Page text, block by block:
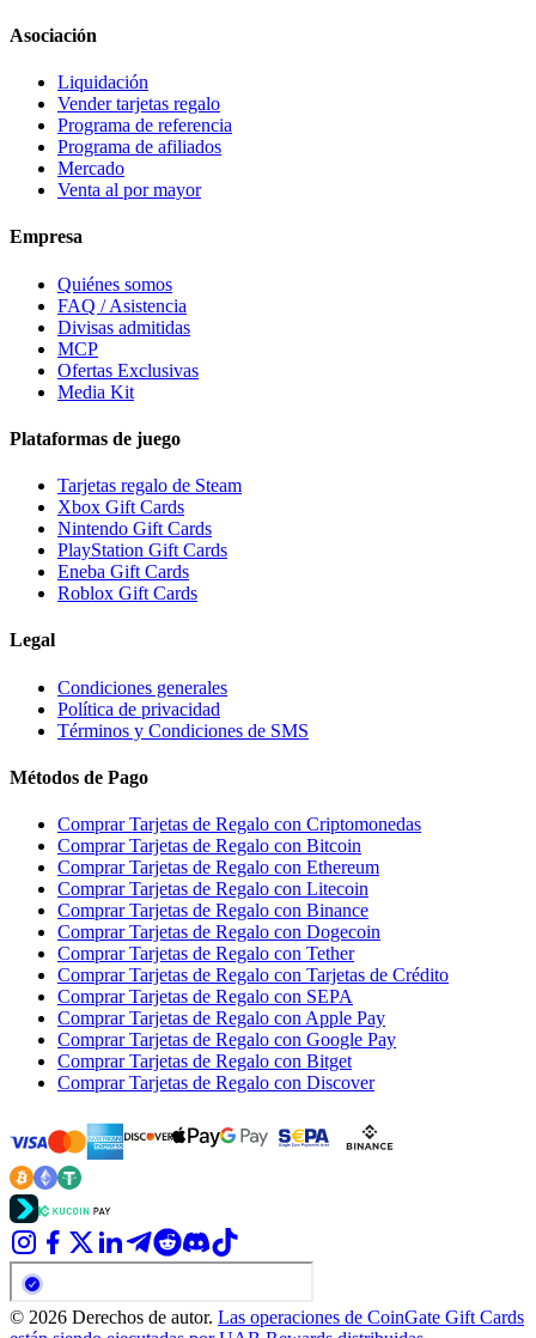
Asociación
Liquidación
Vender tarjetas regalo
Programa de referencia
Programa de afiliados
Mercado
Venta al por mayor
Empresa
Quiénes somos
FAQ / Asistencia
Divisas admitidas
MCP
Ofertas Exclusivas
Media Kit
Plataformas de juego
Tarjetas regalo de Steam
Xbox Gift Cards
Nintendo Gift Cards
PlayStation Gift Cards
Eneba Gift Cards
Roblox Gift Cards
Legal
Condiciones generales
Política de privacidad
Términos y Condiciones de SMS
Métodos de Pago
Comprar Tarjetas de Regalo con Criptomonedas
Comprar Tarjetas de Regalo con Bitcoin
Comprar Tarjetas de Regalo con Ethereum
Comprar Tarjetas de Regalo con Litecoin
Comprar Tarjetas de Regalo con Binance
Comprar Tarjetas de Regalo con Dogecoin
Comprar Tarjetas de Regalo con Tether
Comprar Tarjetas de Regalo con Tarjetas de Crédito
Comprar Tarjetas de Regalo con SEPA
Comprar Tarjetas de Regalo con Apple Pay
Comprar Tarjetas de Regalo con Google Pay
Comprar Tarjetas de Regalo con Bitget
Comprar Tarjetas de Regalo con Discover
© 2026 Derechos de autor. Las operaciones de CoinGate Gift Cards